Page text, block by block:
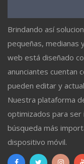
Brindando así
pequeñas, medianas
web está diseñado
anunciantes cuentan
pueden editar y
Nuestra plataforma
optimizados para
búsqueda más
dispositivo móvil.